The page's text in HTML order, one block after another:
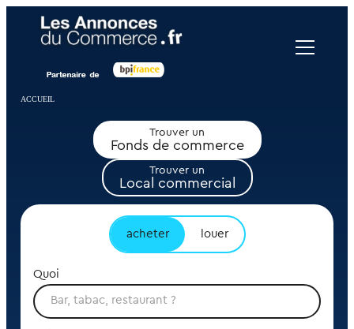
ACCUEIL
Trouver un
Fonds de commerce
Trouver un
Local commercial
acheter louer
Quoi
Panneau de gestion des cookies